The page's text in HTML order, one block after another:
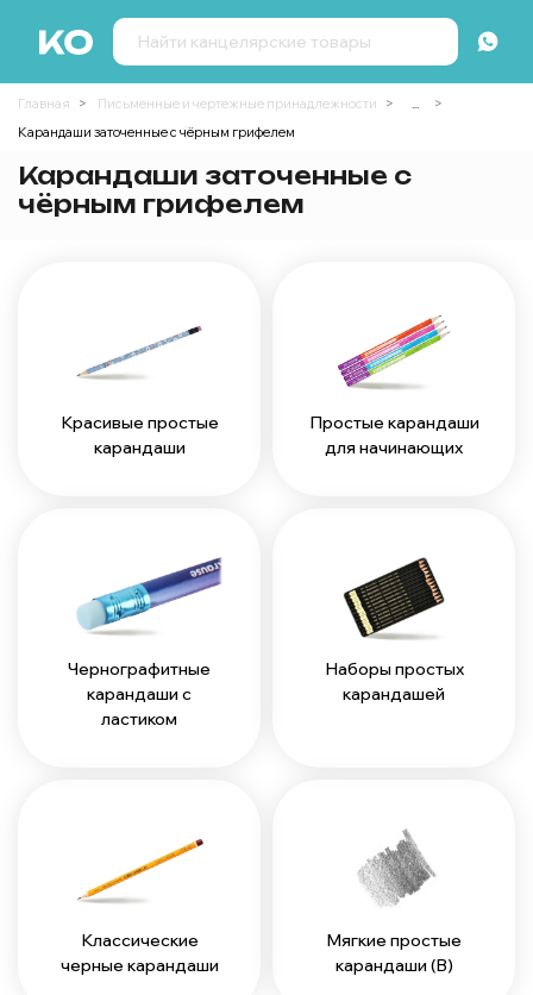
Главная Письменные и чертежные принадлежности
...
Карандаши заточенные с чёрным грифелем
Карандаши заточенные с
чёрным грифелем
Красивые простые
карандаши
Простые карандаши
для начинающих
Чернографитные
карандаши с
ластиком
Наборы простых
карандашей
Классические
черные карандаши
Мягкие простые
карандаши (B)